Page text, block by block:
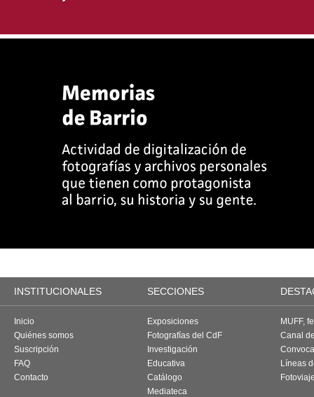
INSTITUCIONALES SECCIONES
Inicio
Quiénes somos
Suscripción
FAQ
Contacto
Exposiciones
Fotografías del CdF
Investigación
Educativa
Catálogo
Mediateca
MUFF,
Canal
Líneas